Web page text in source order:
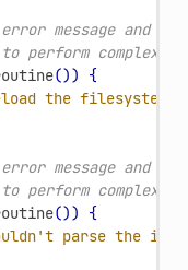
message and
perform complex
())
{
the filesystem
message and
perform complex
())
{
parse the